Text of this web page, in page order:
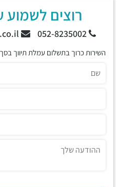
רוצים לשמוע
052-8235002
השירות כרוך בתשלום עמלת תיווך